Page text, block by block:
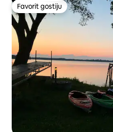
Favorit gostiju
Favorit gostiju